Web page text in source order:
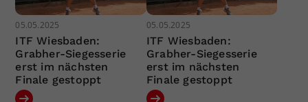
05.05.2025
ITF Wiesbaden:
Grabher-Siegesserie
erst im nächsten
Finale gestoppt
05.05.2025
ITF Wiesbaden:
Grabher-Siegesserie
erst im nächsten
Finale gestoppt